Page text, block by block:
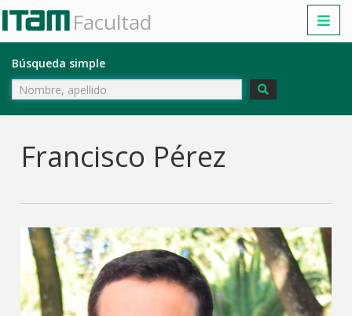
Facultad
Búsqueda simple
Francisco Pérez